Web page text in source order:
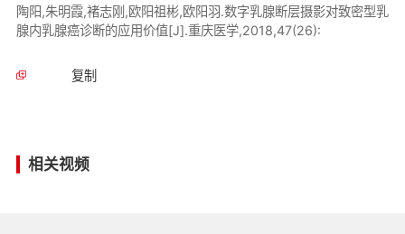
陶阳,朱明霞,褚志刚,欧阳祖彬,欧阳羽.数字乳腺断层摄影对致密型乳
腺内乳腺癌诊断的应用价值[J].重庆医学,2018,47(26):
复制
相关视频